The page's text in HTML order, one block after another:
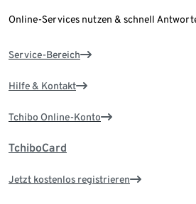
Online-Services nutzen & schnell
Service-Bereich
Hilfe & Kontakt
Tchibo Online-Konto
TchiboCard
Jetzt kostenlos registrieren